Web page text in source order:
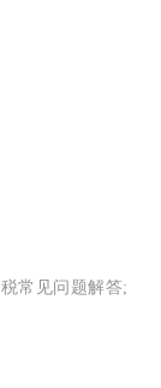
常见问题解答;